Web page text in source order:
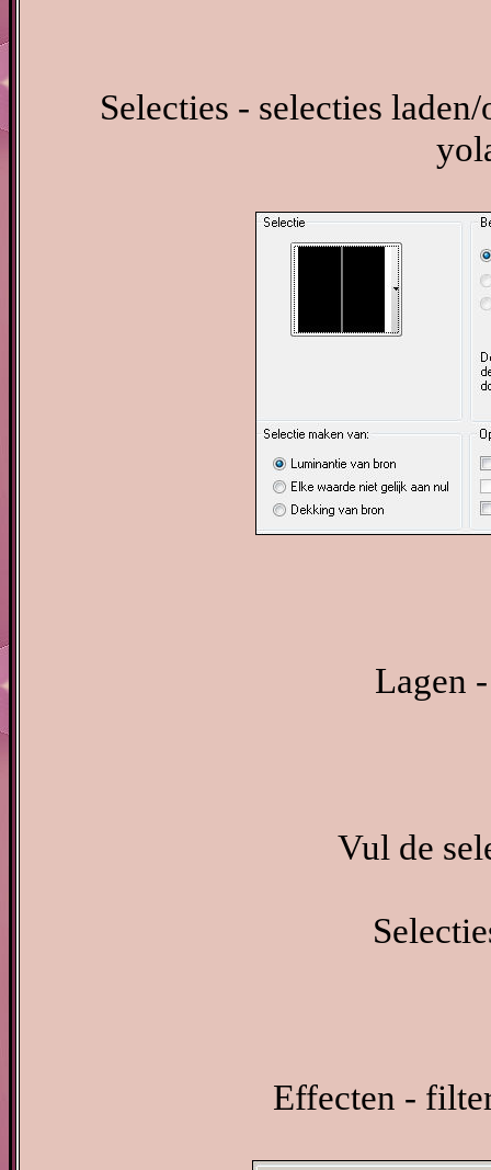
Selecties - selecties
Lagen
Vul de
Effecten -